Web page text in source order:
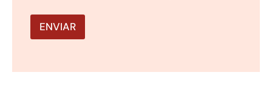
ENVIAR